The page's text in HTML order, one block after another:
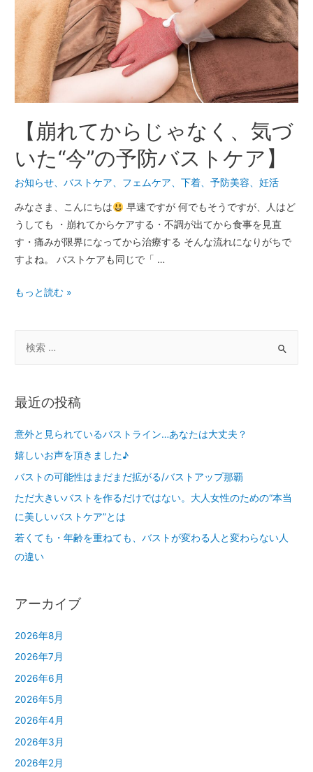
【崩れてからじゃなく、気づ
いた“今”の予防バストケア】
お知らせ 、バストケア フェムケア 、下着 、予防美容 、妊活
みなさま、こんにちは
早速ですが 何でもそうですが、人はど
うしても ・崩れてからケアする・不調が出てから食事を見直
す・痛みが限界になってから治療する そんな流れになりがちで
すよね。 バストケアも同じで「 …
もっと読む »
最近の投稿
意外と見られているバストライン…あなたは大丈夫？
嬉しいお声を頂きました♪
バストの可能性はまだまだ拡がる/バストアップ那覇
ただ大きいバストを作るだけではない。大人女性のための“本当
に美しいバストケア”とは
若くても・年齢を重ねても、バストが変わる人と変わらない人
の違い
アーカイブ
2026年8月
2026年7月
2026年6月
2026年5月
2026年4月
2026年3月
2026年2月